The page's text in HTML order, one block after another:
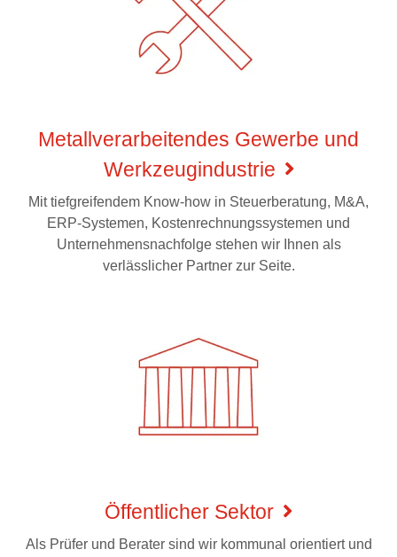
Metallverarbeitendes Gewerbe und
Werkzeugindustrie
Mit tiefgreifendem Know-how in Steuerberatung, M&A,
ERP-Systemen, Kostenrechnungssystemen und
Unternehmensnachfolge stehen wir Ihnen als
verlässlicher Partner zur Seite.
Öffentlicher Sektor
Als Prüfer und Berater sind wir kommunal orientiert und